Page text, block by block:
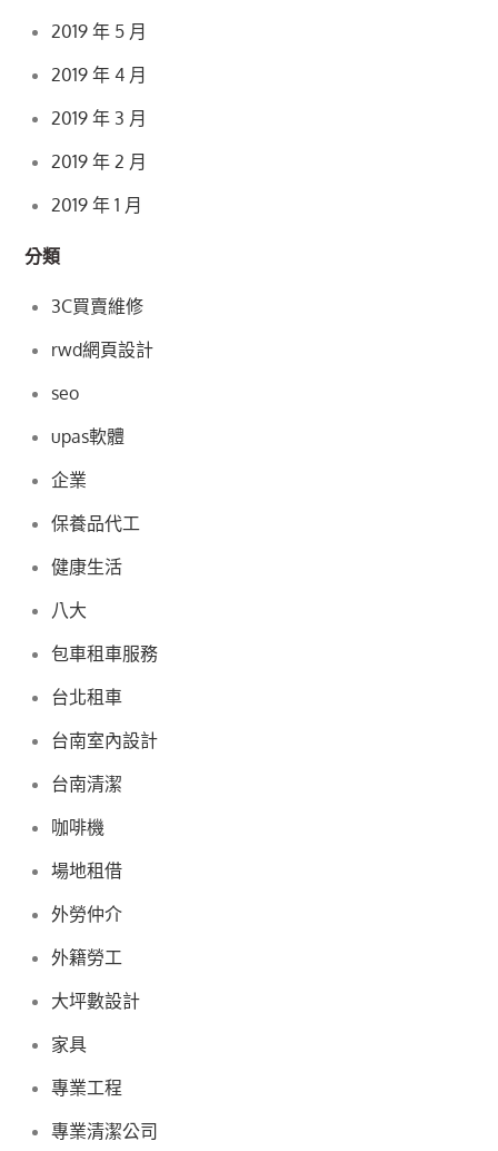
2019 年 5 月
2019 年 4 月
2019 年 3 月
2019 年 2 月
2019 年 1 月
分類
3C買賣維修
rwd網頁設計
seo
upas軟體
企業
保養品代工
健康生活
八大
包車租車服務
台北租車
台南室內設計
台南清潔
咖啡機
場地租借
外勞仲介
外籍勞工
大坪數設計
家具
專業工程
專業清潔公司